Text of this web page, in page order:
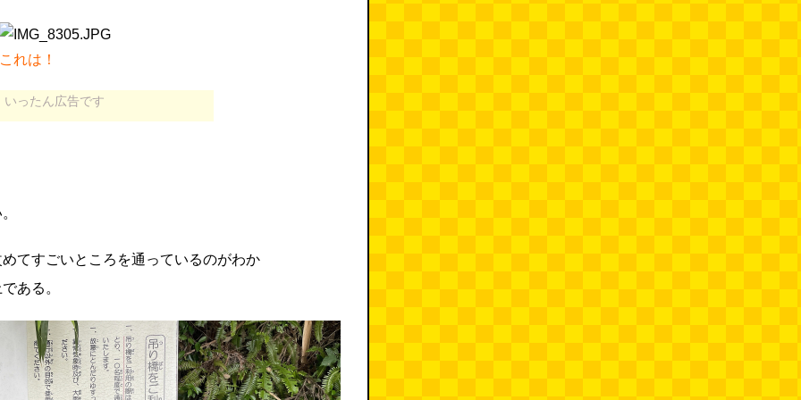
れは！
いったん広告です
てすごいところを通っているのがわか
ある。